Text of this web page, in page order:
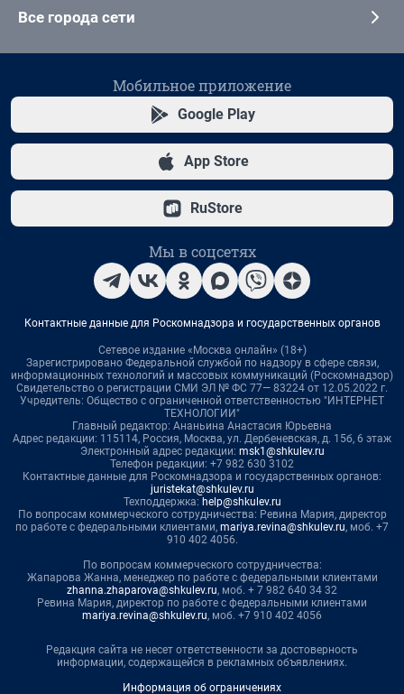
Все города сети
Мобильное приложение
Google Play
App Store
RuStore
Мы в соцсетях
Контактные данные для Роскомнадзора и государственных органов
Сетевое издание «Москва онлайн» (18+)
Зарегистрировано Федеральной службой по надзору в сфере связи,
информационных технологий и массовых коммуникаций (Роскомнадзор)
Свидетельство о регистрации СМИ ЭЛ № ФС 77— 83224 от 12.05.2022 г.
Учредитель: Общество с ограниченной ответственностью "ИНТЕРНЕТ
ТЕХНОЛОГИИ"
Главный редактор: Ананьина Анастасия Юрьевна
Адрес редакции: 115114, Россия, Москва, ул. Дербеневская, д. 15б, 6 этаж
Электронный адрес редакции: msk1@shkulev.ru
Телефон редакции: +7 982 630 3102
Контактные данные для Роскомнадзора и государственных органов:
juristekat@shkulev.ru
Техподдержка: help@shkulev.ru
По вопросам коммерческого сотрудничества: Ревина Мария, директор
по работе с федеральными клиентами, mariya.revina@shkulev.ru, моб. +7
910 402 4056.
По вопросам коммерческого сотрудничества:
Жапарова Жанна, менеджер по работе с федеральными клиентами
zhanna.zhaparova@shkulev.ru, моб. + 7 982 640 34 32
Ревина Мария, директор по работе с федеральными клиентами
mariya.revina@shkulev.ru, моб. +7 910 402 4056
Редакция сайта не несет ответственности за достоверность
информации, содержащейся в рекламных объявлениях.
Информация об ограничениях